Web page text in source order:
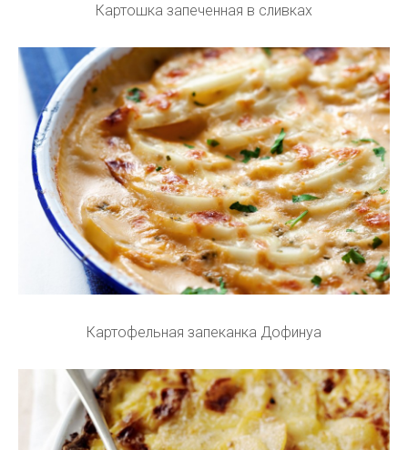
Картошка запеченная в сливках
Картофельная запеканка Дофинуа